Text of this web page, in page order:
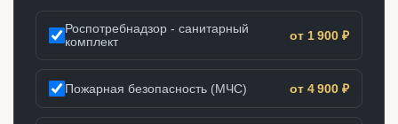
Роспотребнадзор - санитарный
комплект
от 1 900 ₽
Пожарная безопасность (МЧС) от 4 900 ₽